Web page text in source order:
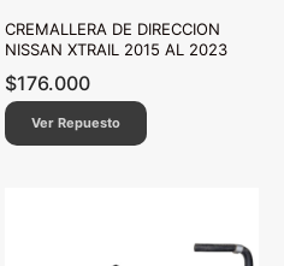
CREMALLERA DE DIRECCION
NISSAN XTRAIL 2015 AL 2023
$176.000
Ver Repuesto